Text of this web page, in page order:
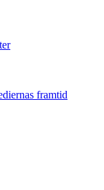
framtid